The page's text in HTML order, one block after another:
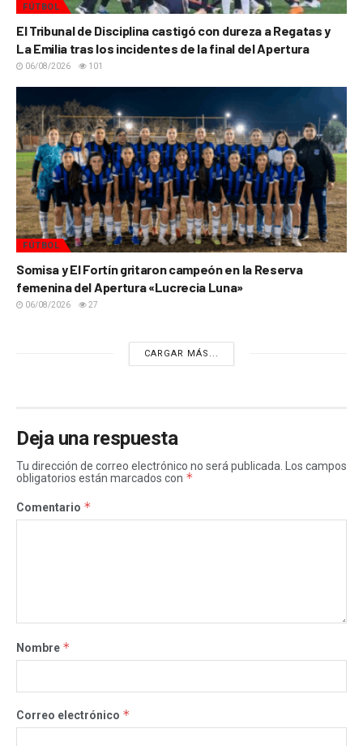
FÚTBOL
El Tribunal de Disciplina castigó con dureza a Regatas y
La Emilia tras los incidentes de la final del Apertura
06/08/2026 101
FÚTBOL
Somisa y El Fortín gritaron campeón en la Reserva
femenina del Apertura «Lucrecia Luna»
06/08/2026 27
CARGAR MÁS...
Deja una respuesta
Tu dirección de correo electrónico no será publicada.
Los campos
obligatorios están marcados con *
Comentario *
Nombre *
Correo electrónico *